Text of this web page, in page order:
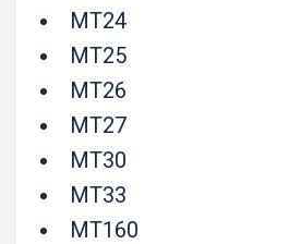
MT24
MT25
MT26
MT27
MT30
MT33
MT160